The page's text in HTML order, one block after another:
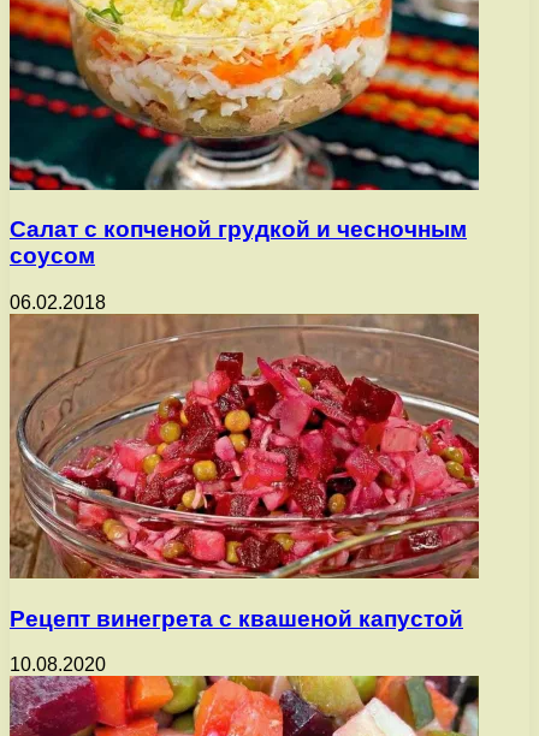
Салат с копченой грудкой и чесночным
соусом
06.02.2018
Рецепт винегрета с квашеной капустой
10.08.2020